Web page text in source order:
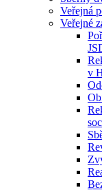
Veřejná
Veřejné
v